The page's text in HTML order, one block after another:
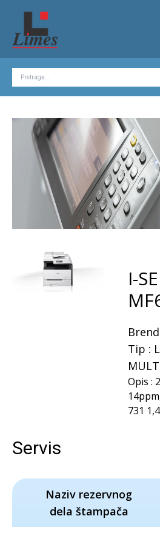
I-
Tip :
Opis :
731
Servis
Naziv rezervnog
dela štampača